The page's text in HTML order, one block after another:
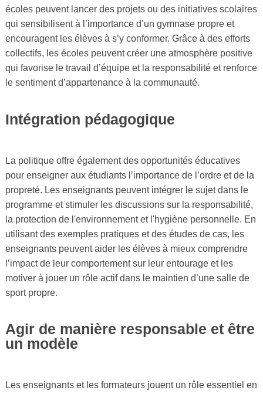
écoles peuvent lancer des projets ou des initiatives scolaires
qui sensibilisent à l’importance d’un gymnase propre et
encouragent les élèves à s’y conformer. Grâce à des efforts
collectifs, les écoles peuvent créer une atmosphère positive
qui favorise le travail d’équipe et la responsabilité et renforce
le sentiment d’appartenance à la communauté.
Intégration pédagogique
La politique offre également des opportunités éducatives
pour enseigner aux étudiants l’importance de l’ordre et de la
propreté. Les enseignants peuvent intégrer le sujet dans le
programme et stimuler les discussions sur la responsabilité,
la protection de l'environnement et l'hygiène personnelle. En
utilisant des exemples pratiques et des études de cas, les
enseignants peuvent aider les élèves à mieux comprendre
l’impact de leur comportement sur leur entourage et les
motiver à jouer un rôle actif dans le maintien d’une salle de
sport propre.
Agir de manière responsable et être
un modèle
Les enseignants et les formateurs jouent un rôle essentiel en